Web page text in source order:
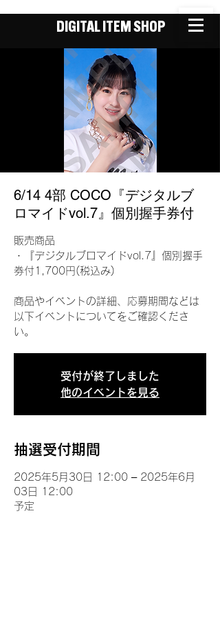
DIGITAL ITEM SHOP
6/14 4部 COCO『デジタルブ
ロマイドvol.7』個別握手券付
販売商品
・『デジタルブロマイドvol.7』個別握手
券付1,700円(税込み)
商品やイベントの詳細、応募期間などは
以下イベントについてをご確認くださ
い。
受付が終了しました
他のイベントを見る
抽選受付期間
2025年5月30日 12:00 – 2025年6月
03日 12:00
予定